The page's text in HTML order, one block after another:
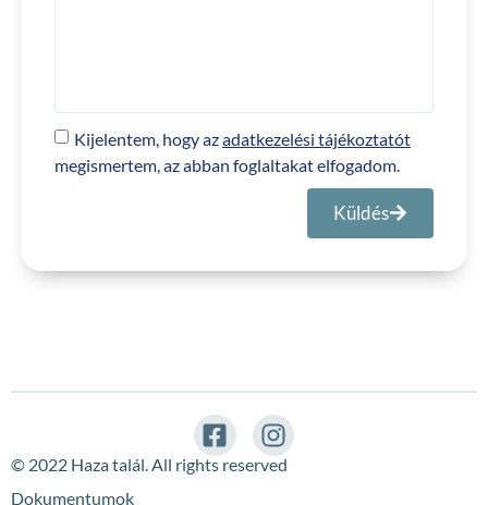
Kijelentem, hogy azadatkezelési tájékoztatót
megismertem, az abban foglaltakat elfogadom.
Küldés
© 2022 Haza talál. All rights reserved
Dokumentumok